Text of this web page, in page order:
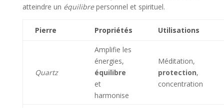
atteindre un équilibrepersonnel et spirituel.
Pierre Propriétés Utilisations
Quartz
Amplifie les
énergies,
équilibre
et
harmonise
Méditation,
protection,
concentration